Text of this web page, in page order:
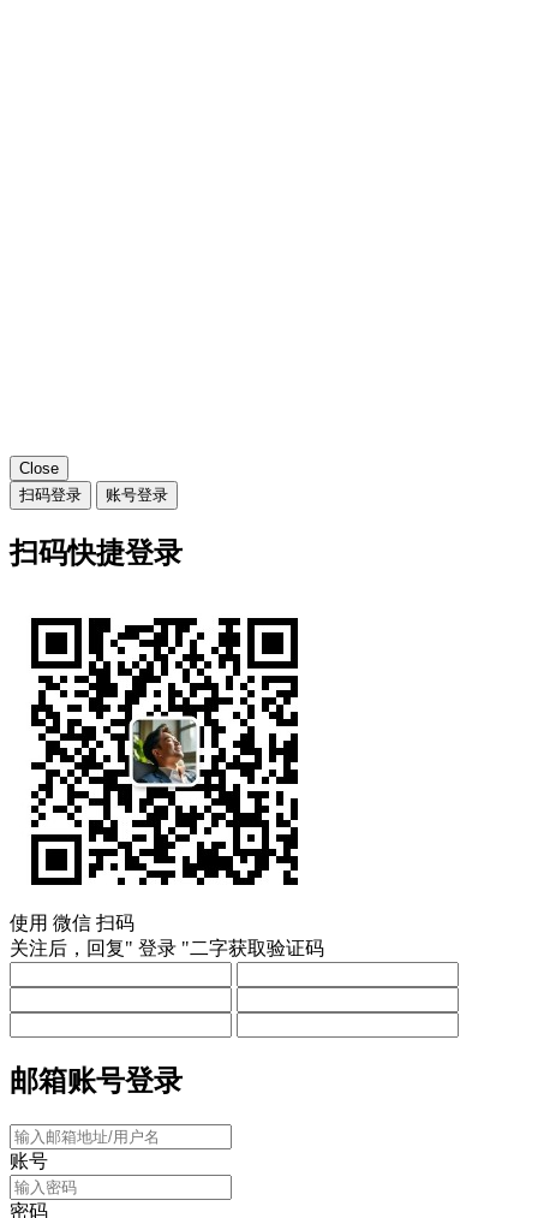
Close
扫码登录
账号登录
扫码快捷登录
使用 微信 扫码
关注后，回复" 登录 "二字获取验证码
邮箱账号登录
账号
密码